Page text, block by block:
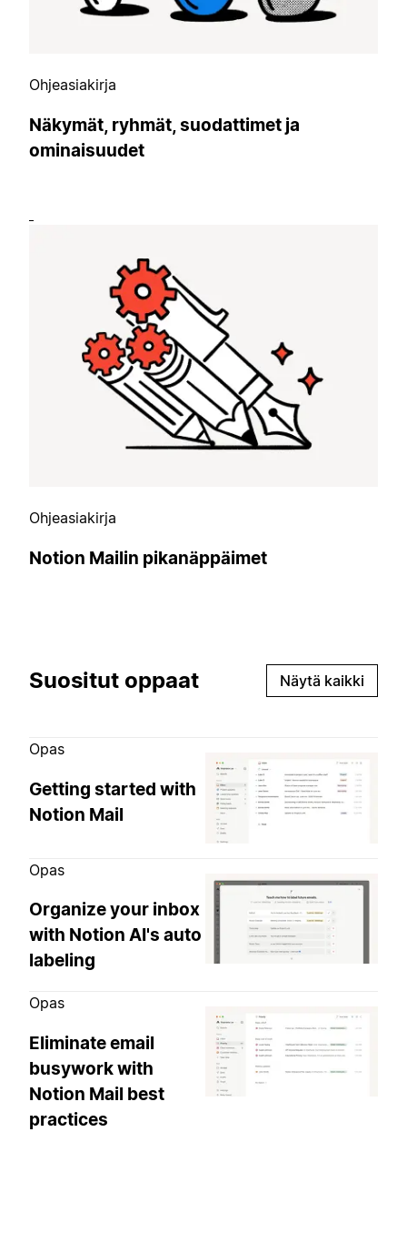
Ohjeasiakirja
Näkymät, ryhmät, suodattimet ja
ominaisuudet
Ohjeasiakirja
Notion Mailin pikanäppäimet
Suositut oppaat Näytä kaikki
Opas
Getting started with
Notion Mail
Opas
Organize your inbox
with Notion AI's auto
labeling
Opas
Eliminate email
busywork with
Notion Mail best
practices